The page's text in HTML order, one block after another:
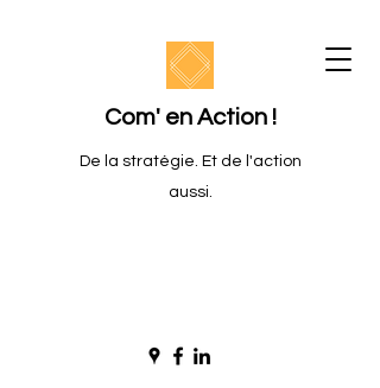
Com' en Action !
De la stratégie. Et de l'action
aussi.